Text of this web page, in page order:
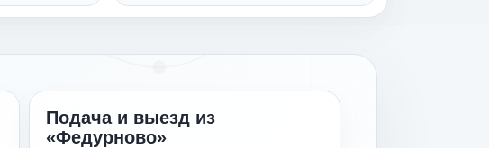
Подача и выезд из
«Федурново»